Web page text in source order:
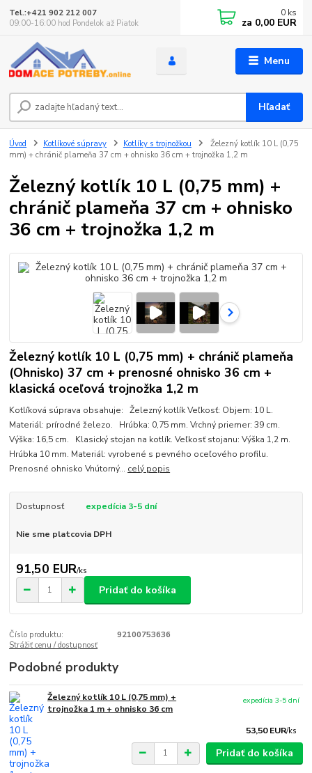
Menu
Hľadať
Tel.:+421 902 212 007
09:00-16:00 hod Pondelok až Piatok
0 ks
za 0,00 EUR
Úvod Kotlíkové súpravy Kotlíky s trojnožkou
Železný kotlík 10 L (0,75
mm) + chránič plameňa 37 cm + ohnisko 36 cm + trojnožka 1,2 m
Železný kotlík 10 L (0,75 mm) +
chránič plameňa 37 cm + ohnisko
36 cm + trojnožka 1,2 m
Železný kotlík 10 L (0,75 mm) + chránič plameňa
(Ohnisko) 37 cm + prenosné ohnisko 36 cm +
klasická oceľová trojnožka 1,2 m
Kotlíková súprava obsahuje: Železný kotlík Veľkosť: Objem: 10 L.
Materiál: prírodné železo. Hrúbka: 0,75 mm. Vrchný priemer: 39 cm.
Výška: 16,5 cm. Klasický stojan na kotlík. Veľkosť stojanu: Výška 1,2 m.
Hrúbka 10 mm. Materiál: vyrobené s pevného oceľového profilu.
Prenosné ohnisko Vnútorný... celý popis
Dostupnosť expedícia 3-5 dní
Nie sme platcovia DPH
91,50 EUR/ks
Pridať do košíka
Číslo produktu:
92100753636
Strážiť cenu / dostupnosť
Podobné produkty
Železný kotlík 10 L (0,75 mm) +
trojnožka 1 m + ohnisko 36 cm
53,50 EUR/ks
expedícia 3-5 dní
Pridať do košíka